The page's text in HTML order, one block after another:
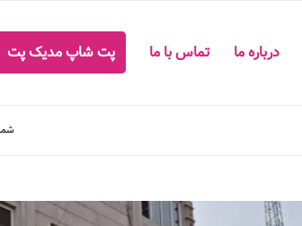
درباره ما تماس با ما پت شاپ مدیک پت